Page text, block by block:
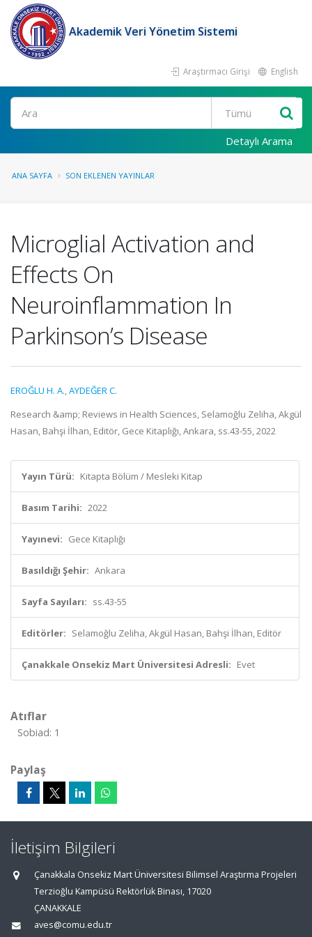
Akademik Veri Yönetim Sistemi
Araştırmacı Girişi English
Ara
Detaylı Arama
ANA SAYFA SON EKLENEN YAYINLAR
Microglial Activation and
Effects On
Neuroinflammation In
Parkinson’s Disease
EROĞLU H. A.,AYDEĞER C.
Research &amp; Reviews in Health Sciences, Selamoğlu Zeliha, Akgül
Hasan, Bahşi İlhan, Editör, Gece Kitaplığı, Ankara, ss.43-55, 2022
Yayın Türü: Kitapta Bölüm / Mesleki Kitap
Basım Tarihi: 2022
Yayınevi: Gece Kitaplığı
Basıldığı Şehir: Ankara
Sayfa Sayıları: ss.43-55
Editörler: Selamoğlu Zeliha, Akgül Hasan, Bahşi İlhan, Editör
Çanakkale Onsekiz Mart Üniversitesi Adresli: Evet
Atıflar
Sobiad: 1
Paylaş
İletişim Bilgileri
Çanakkala Onsekiz Mart Üniversitesi Bilimsel Araştırma Projeleri
Terzioğlu Kampüsü Rektörlük Binası, 17020
ÇANAKKALE
aves@comu.edu.tr